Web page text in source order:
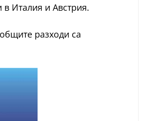
в Италия и Австрия.
разходи са